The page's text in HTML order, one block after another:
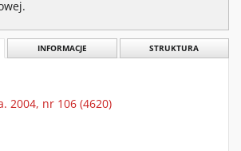
INFORMACJE STRUKTURA
2004, nr 106 (4620)